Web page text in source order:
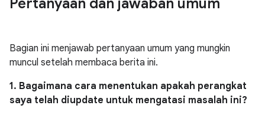
Pertanyaan dan jawaban umum
Bagian ini menjawab pertanyaan umum yang mungkin
muncul setelah membaca berita ini.
1. Bagaimana cara menentukan apakah perangkat
saya telah diupdate untuk mengatasi masalah ini?